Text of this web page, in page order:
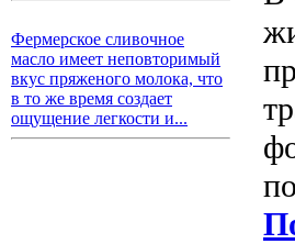
Фермерское сливочное
масло имеет неповторимый
вкус пряженого молока, что
в то же время создает
ощущение легкости и...